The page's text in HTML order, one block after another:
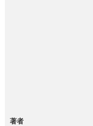
著者